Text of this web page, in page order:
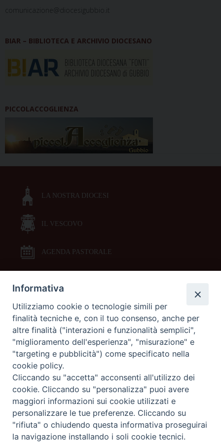
comunicazione@diocesigubbio.it
BIAR – BIBLIOTECA E ARCHIVIO DIOCESANO
PICCOLACCOGLIENZA
LA NOSTRA DIOCESI
IL VESCOVO
AGENDA PASTORALE
DOCUMENTI PASTORALI
ORARI MESSE
LITURGIA DELLE ORE
GALLERIE FOTOGRAFICHE
GALLERIE VIDEO
Informativa
Utilizziamo cookie o tecnologie simili per
finalità tecniche e, con il tuo consenso, anche per
altre finalità ("interazioni e funzionalità semplici",
"miglioramento dell'esperienza", "misurazione" e
"targeting e pubblicità") come specificato nella
cookie policy.
Cliccando su "accetta" acconsenti all'utilizzo dei
cookie. Cliccando su "personalizza" puoi avere
maggiori informazioni sui cookie utilizzati e
personalizzare le tue preferenze. Cliccando su
"rifiuta" o chiudendo questa informativa proseguirai
la navigazione installando i soli cookie tecnici.